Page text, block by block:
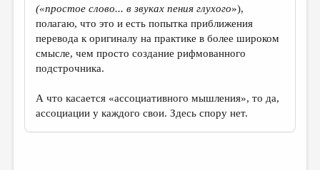
(«простое слово... в звуках пения глухого»),
полагаю, что это и есть попытка приближения
перевода к оригиналу на практике в более широком
смысле, чем просто создание рифмованного
подстрочника.
А что касается «ассоциативного мышления», то да,
ассоциации у каждого свои. Здесь спору нет.